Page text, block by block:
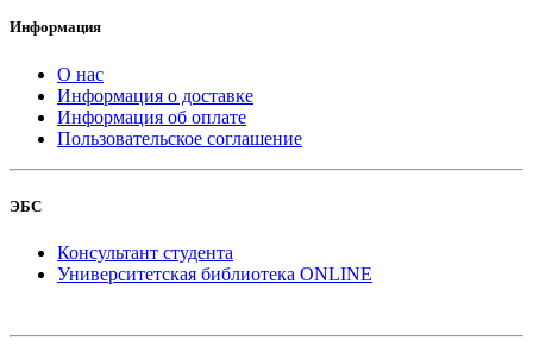
Информация
О нас
Информация о доставке
Информация об оплате
Пользовательское соглашение
ЭБС
Консультант студента
Университетская библиотека ONLINE